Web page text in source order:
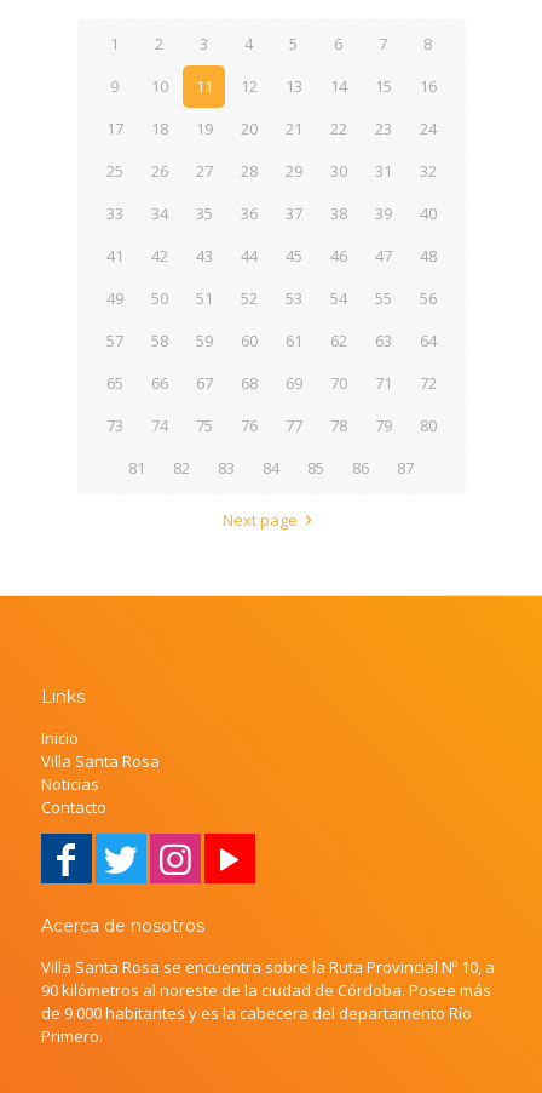
1 2 3 4 5 6 7
8
9
10 11 12 13 14 15
16
17
18 19 20 21 22 23
24
25
26 27 28 29 30 31
32
33
34 35 36 37 38 39
40
41
42 43 44 45 46 47
48
49
50 51 52 53 54 55
56
57
58 59 60 61 62 63
64
65
66 67 68 69 70 71
72
73
74 75 76 77 78 79
80
81
82 83 84 85 86 87
Next page
Links
Inicio
Villa Santa Rosa
Noticias
Contacto
Acerca de nosotros
Villa Santa Rosa se encuentra sobre la Ruta Provincial Nº 10, a
90 kilómetros al noreste de la ciudad de Córdoba. Posee más
de 9.000 habitantes y es la cabecera del departamento Río
Primero.